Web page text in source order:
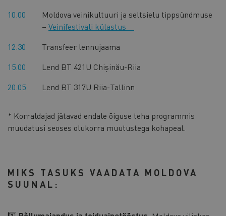
10.00
Moldova veinikultuuri ja seltsielu tippsündmuse
– Veinifestivali külastus
12.30
Transfeer lennujaama
15.00
Lend BT 421U Chișinău-Riia
20.05
Lend BT 317U Riia-Tallinn
* Korraldajad jätavad endale õiguse teha programmis
muudatusi seoses olukorra muutustega kohapeal.
MIKS TASUKS VAADATA MOLDOVA
SUUNAL: